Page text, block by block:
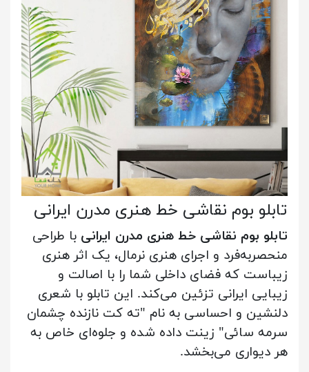
تابلو بوم نقاشی خط هنری مدرن ایرانی
تابلو بوم نقاشی خط هنری مدرن ایرانی با طراحی
منحصربه‌فرد و اجرای هنری نرمال، یک اثر هنری
زیباست که فضای داخلی شما را با اصالت و
زیبایی ایرانی تزئین می‌کند. این تابلو با شعری
دلنشین و احساسی به نام "ته کت نازنده چشمان
سرمه سائی" زینت داده شده و جلوه‌ای خاص به
هر دیواری می‌بخشد.